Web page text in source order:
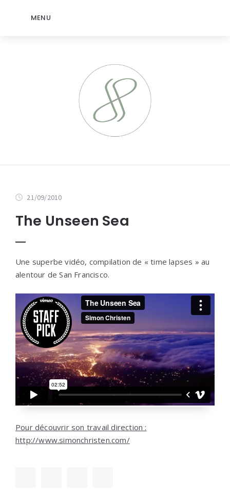
MENU
21/09/2010
The Unseen Sea
Une superbe vidéo, compilation de « time lapses » au
alentour de San Francisco.
Pour découvrir son travail direction :
http://www.simonchristen.com/